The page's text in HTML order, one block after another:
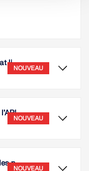
li
NOUVEAU
NOUVEAU
n
NOUVEAU